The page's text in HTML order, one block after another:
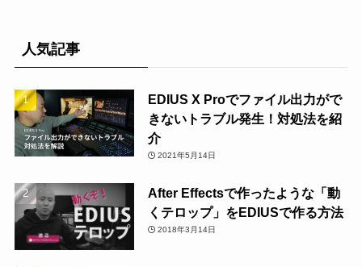
人気記事
EDIUS X Proでファイル出力がで
きないトラブル発生！対処法を紹
介
2021年5月14日
After Effectsで作ったような「動
くテロップ」をEDIUSで作る方法
2018年3月14日